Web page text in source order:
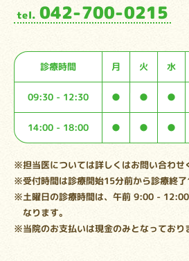
tel. 042-700-0215
診療時間 月 火 水
09:30 - 12:30 ● ● ●
14:00 - 18:00 ● ● ●
※担当医については詳しくはお問い合わせ
※受付時間は診療開始15分前から診療終了
※土曜日の診療時間は、午前 9:00 -
なります。
※当院のお支払いは現金のみとなっており